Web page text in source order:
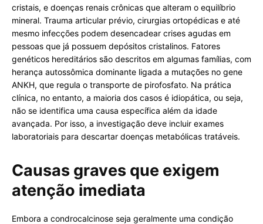
cristais, e doenças renais crônicas que alteram o equilíbrio
mineral. Trauma articular prévio, cirurgias ortopédicas e até
mesmo infecções podem desencadear crises agudas em
pessoas que já possuem depósitos cristalinos. Fatores
genéticos hereditários são descritos em algumas famílias, com
herança autossômica dominante ligada a mutações no gene
ANKH, que regula o transporte de pirofosfato. Na prática
clínica, no entanto, a maioria dos casos é idiopática, ou seja,
não se identifica uma causa específica além da idade
avançada. Por isso, a investigação deve incluir exames
laboratoriais para descartar doenças metabólicas tratáveis.
Causas graves que exigem
atenção imediata
Embora a condrocalcinose seja geralmente uma condição